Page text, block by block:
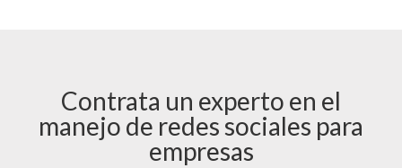
Contrata un experto en el
manejo de redes sociales para
empresas